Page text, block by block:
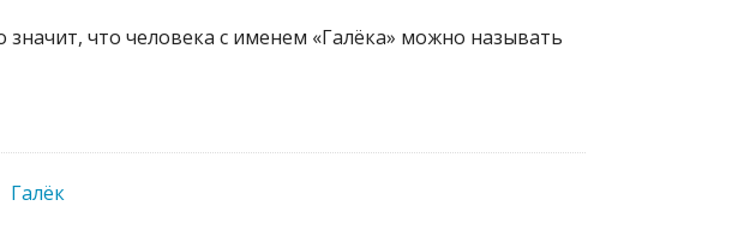
что человека с именем «Галёка» можно называть
Галёк